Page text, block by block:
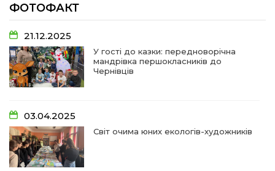
10 лип
13:30
06 лип
Від прикордонної застави до Донбасу:
14:18
01 лип
09:31
28 чер
Творчі підсумки юних художників
ФОТОФАКТ
21.12.2025
У гості до казки: передноворічна
мандрівка першокласників до
Чернівців
03.04.2025
Світ очима юних екологів-художників